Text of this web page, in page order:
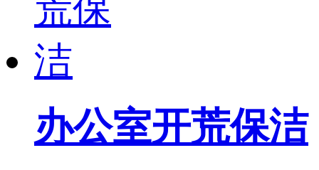
办公室开荒保洁